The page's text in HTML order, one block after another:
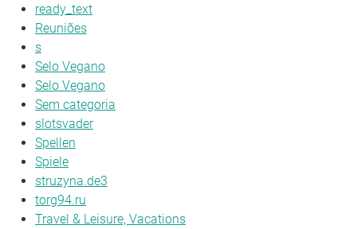
ready_text
Reuniões
s
Selo Vegano
Selo Vegano
Sem categoria
slotsvader
Spellen
Spiele
struzyna.de3
torg94.ru
Travel & Leisure, Vacations